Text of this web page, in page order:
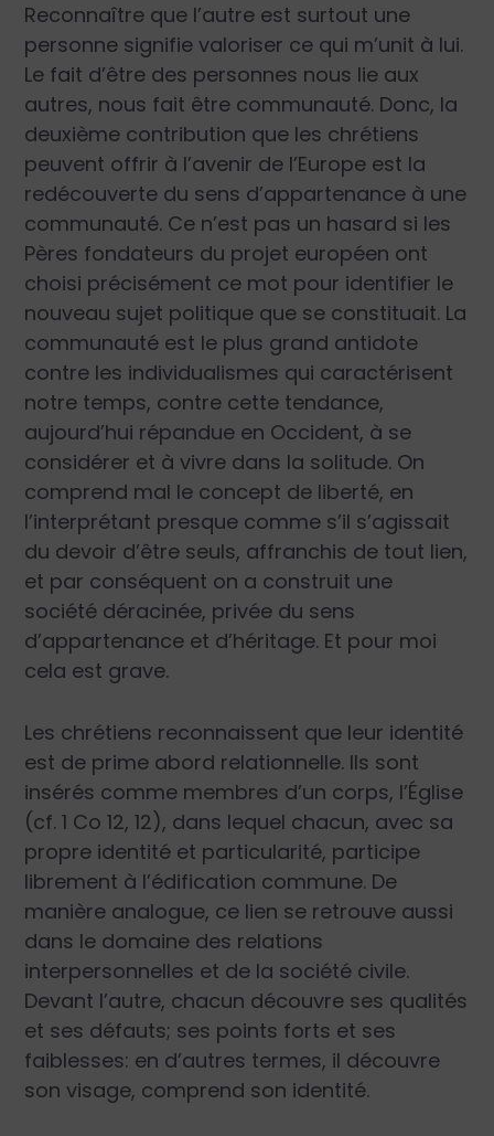
Reconnaître que l’autre est surtout une
personne signifie valoriser ce qui m’unit à lui.
Le fait d’être des personnes nous lie aux
autres, nous fait être communauté. Donc, la
deuxième contribution que les chrétiens
peuvent offrir à l’avenir de l’Europe est la
redécouverte du sens d’appartenance à une
communauté. Ce n’est pas un hasard si les
Pères fondateurs du projet européen ont
choisi précisément ce mot pour identifier le
nouveau sujet politique que se constituait. La
communauté est le plus grand antidote
contre les individualismes qui caractérisent
notre temps, contre cette tendance,
aujourd’hui répandue en Occident, à se
considérer et à vivre dans la solitude. On
comprend mal le concept de liberté, en
l’interprétant presque comme s’il s’agissait
du devoir d’être seuls, affranchis de tout lien,
et par conséquent on a construit une
société déracinée, privée du sens
d’appartenance et d’héritage. Et pour moi
cela est grave.
Les chrétiens reconnaissent que leur identité
est de prime abord relationnelle. Ils sont
insérés comme membres d’un corps, l’Église
(cf. 1 Co 12, 12), dans lequel chacun, avec sa
propre identité et particularité, participe
librement à l’édification commune. De
manière analogue, ce lien se retrouve aussi
dans le domaine des relations
interpersonnelles et de la société civile.
Devant l’autre, chacun découvre ses qualités
et ses défauts; ses points forts et ses
faiblesses: en d’autres termes, il découvre
son visage, comprend son identité.